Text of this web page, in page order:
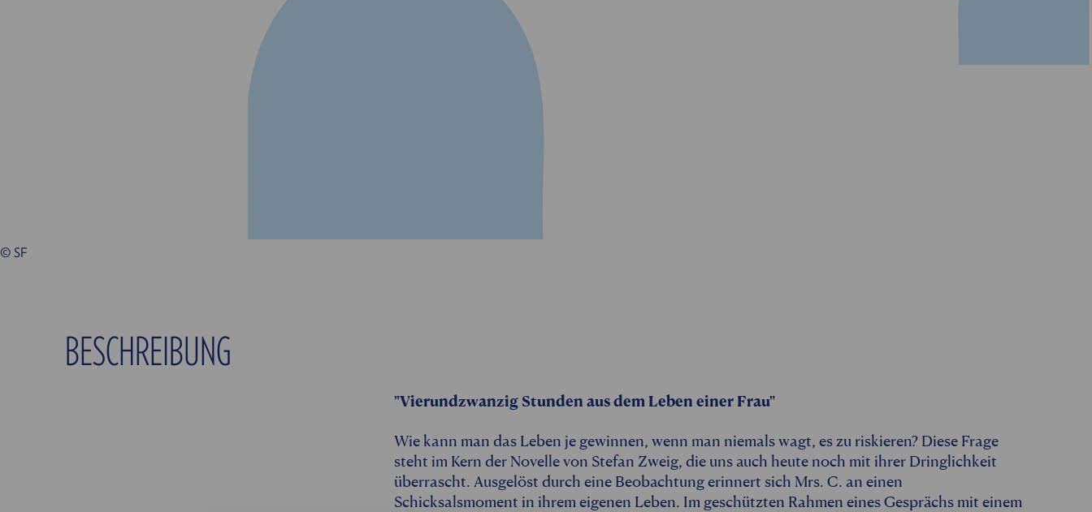
© SF
BESCHREIBUNG
"Vierundzwanzig Stunden aus dem Leben einer Frau"
Wie kann man das Leben je gewinnen, wenn man niemals wagt, es zu riskieren? Diese Frage
steht im Kern der Novelle von Stefan Zweig, die uns auch heute noch mit ihrer Dringlichkeit
überrascht. Ausgelöst durch eine Beobachtung erinnert sich Mrs. C. an einen
Schicksalsmoment in ihrem eigenen Leben. Im geschützten Rahmen eines Gesprächs mit einem